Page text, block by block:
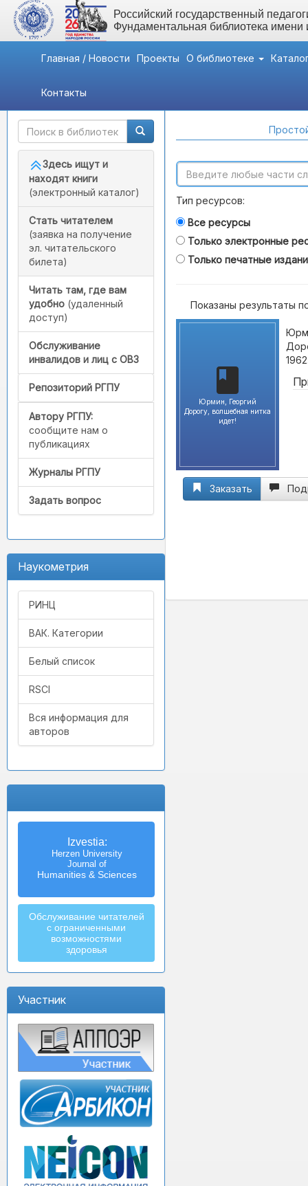
Российский государственный
Фундаментальная библиотека
Главная / Новости Проекты О библиотеке
Контакты
Быстрый доступ
Здесь ищут и
находят книги
(электронный каталог)
Стать читателем
(заявка на получение
эл. читательского
билета)
Читать там, где вам
удобно (удаленный
доступ)
Обслуживание
инвалидов и лиц с ОВЗ
Репозиторий РГПУ
Автору РГПУ:
сообщите нам о
публикациях
Журналы РГПУ
Задать вопрос
Наукометрия
РИНЦ
ВАК. Категории
Белый список
RSCI
Вся информация для
авторов
Izvestia:
Herzen University
Journal of
Humanities & Sciences
Обслуживание читателей
с ограниченными
возможностями
здоровья
Участник
Тип ресурсов:
Все ресурсы
Только электронные
Только печатные
Показаны результаты
Юрмин, Георгий
Дорогу, волшебная нитка
идет!
Заказать